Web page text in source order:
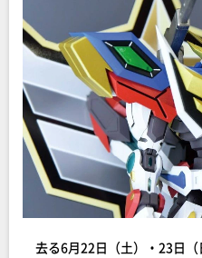
去る6月22日（土）・23日